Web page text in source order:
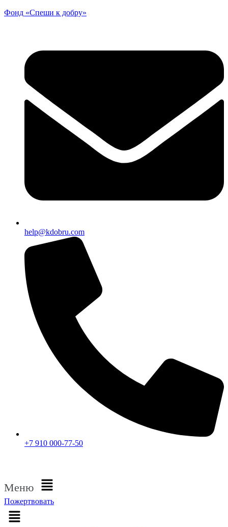
Фонд «Спеши к добру»
help@kdobru.com
+7 910 000-77-50
Меню
Пожертвовать